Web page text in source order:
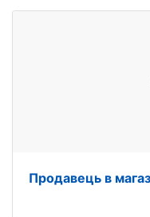
Продавець в